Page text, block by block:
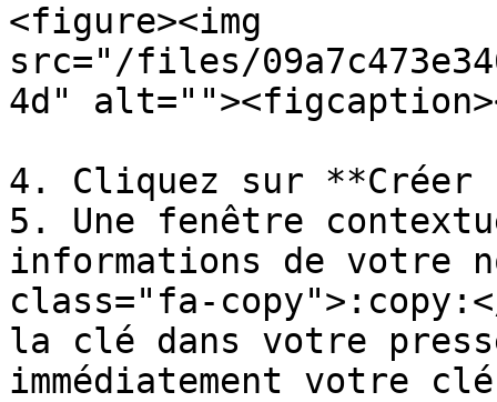
<figure><img
src="/files/
4d"
4. Cliquez sur **Créer
5. Une fenêtre
informations de votre
class="fa-
la clé dans votre
immédiatement votre